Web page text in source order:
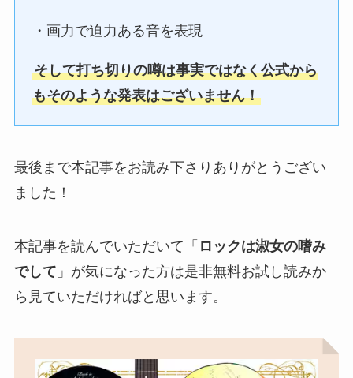
・画力で迫力ある音を表現
そして打ち切りの噂は事実ではなく公式から
もそのような発表はございません！
最後まで本記事をお読み下さりありがとうござい
ました！
本記事を読んでいただいて「 ロックは淑女の嗜み
でして 」が気になった方は是非無料お試し読みか
ら見ていただければと思います。